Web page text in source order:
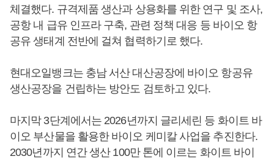
체결했다. 규격제품 생산과 상용화를 위한 연구 및 조사,
공항 내 급유 인프라 구축, 관련 정책 대응 등 바이오 항
공유 생태계 전반에 걸쳐 협력하기로 했다.
현대오일뱅크는 충남 서산 대산공장에 바이오 항공유
생산공장을 건립하는 방안도 검토하고 있다.
마지막 3단계에서는 2026년까지 글리세린 등 화이트 바
이오 부산물을 활용한 바이오 케미칼 사업을 추진한다.
2030년까지 연간 생산 100만 톤에 이르는 화이트 바이